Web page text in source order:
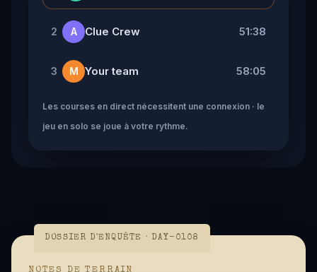
2 A Clue Crew 51:38
3 M Your team 58:05
Les courses en direct nécessitent une connexion · le
jeu en solo se joue à votre rythme.
DOSSIER D'ENQUÊTE · DAY-0108
NOTES DE TERRAIN